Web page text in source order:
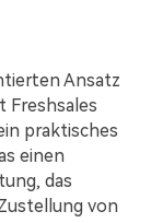
Ansatz
Freshsales
praktisches
einen
das
von